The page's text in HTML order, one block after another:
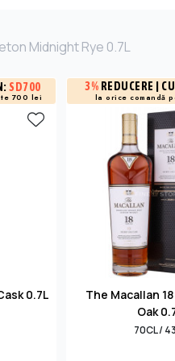
Midnight Rye 0.7L
SD700
700 lei
0.7L
3% REDUCERE |
la orice comandă
The Macallan
Oak
70CL /